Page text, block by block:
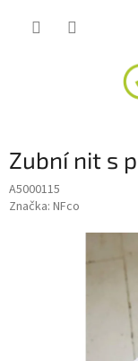
Zubní nit s
A5000115
Značka: NFco